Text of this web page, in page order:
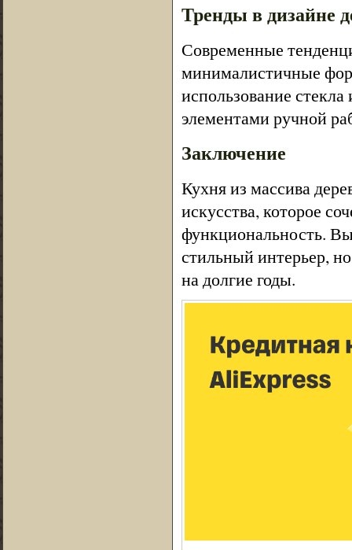
Тренды в дизайне
Современные
минималистичные
использование
элементами ручной
Заключение
Кухня из массива
искусства, которое
функциональность.
стильный интерьер,
на долгие годы.